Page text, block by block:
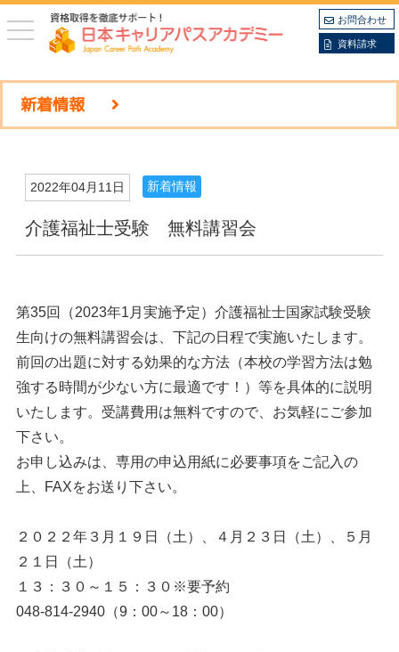
toggle
navigation
お問合わせ
資料請求
新着情報
2022年04月11日 新着情報
介護福祉士受験 無料講習会
第35回（2023年1月実施予定）介護福祉士国家試験受験
生向けの無料講習会は、下記の日程で実施いたします。
前回の出題に対する効果的な方法（本校の学習方法は勉
強する時間が少ない方に最適です！）等を具体的に説明
いたします。受講費用は無料ですので、お気軽にご参加
下さい。
お申し込みは、専用の申込用紙に必要事項をご記入の
上、FAXをお送り下さい。
２０２２年３月１９日（土）、４月２３日（土）、５月
２１日（土）
１３：３０～１５：３０※要予約
048-814-2940（9：00～18：00）